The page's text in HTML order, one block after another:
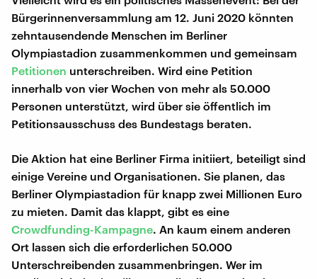
Bürgerinnenversammlung am 12. Juni 2020 könnten
zehntausendende Menschen im Berliner
Olympiastadion zusammenkommen und gemeinsam
Petitionen unterschreiben. Wird eine Petition
innerhalb von vier Wochen von mehr als 50.000
Personen unterstützt, wird über sie öffentlich im
Petitionsausschuss des Bundestags beraten.
Die Aktion hat eine Berliner Firma initiiert, beteiligt sind
einige Vereine und Organisationen. Sie planen, das
Berliner Olympiastadion für knapp zwei Millionen Euro
zu mieten. Damit das klappt, gibt es eine
Crowdfunding-Kampagne. An kaum einem anderen
Ort lassen sich die erforderlichen 50.000
Unterschreibenden zusammenbringen. Wer im